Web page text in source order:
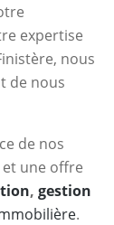
expertise
nous
de nous
de nos
et une offre
, gestion
.